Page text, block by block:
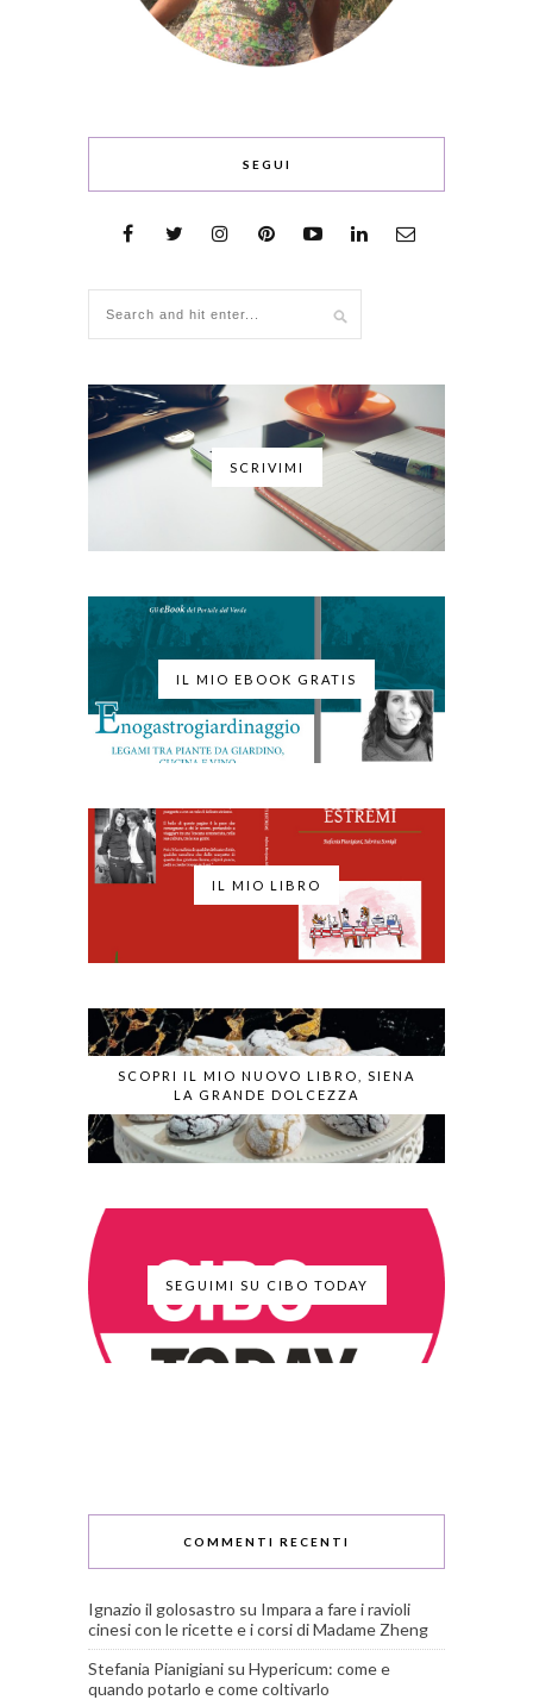
SEGUI
SCRIVIMI
IL MIO EBOOK GRATIS
IL MIO LIBRO
SCOPRI IL MIO NUOVO LIBRO, SIENA
LA GRANDE DOLCEZZA
SEGUIMI SU CIBO TODAY
COMMENTI RECENTI
Ignazio il golosastro su Impara a fare i ravioli
cinesi con le ricette e i corsi di Madame Zheng
Stefania Pianigiani su Hypericum: come e
quando potarlo e come coltivarlo